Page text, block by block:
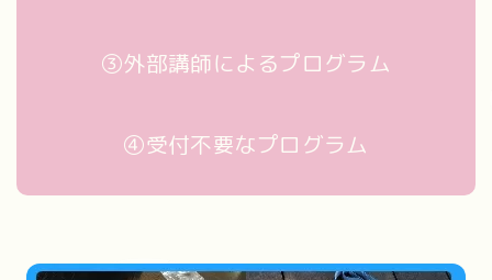
③外部講師によるプログラム
④受付不要なプログラム